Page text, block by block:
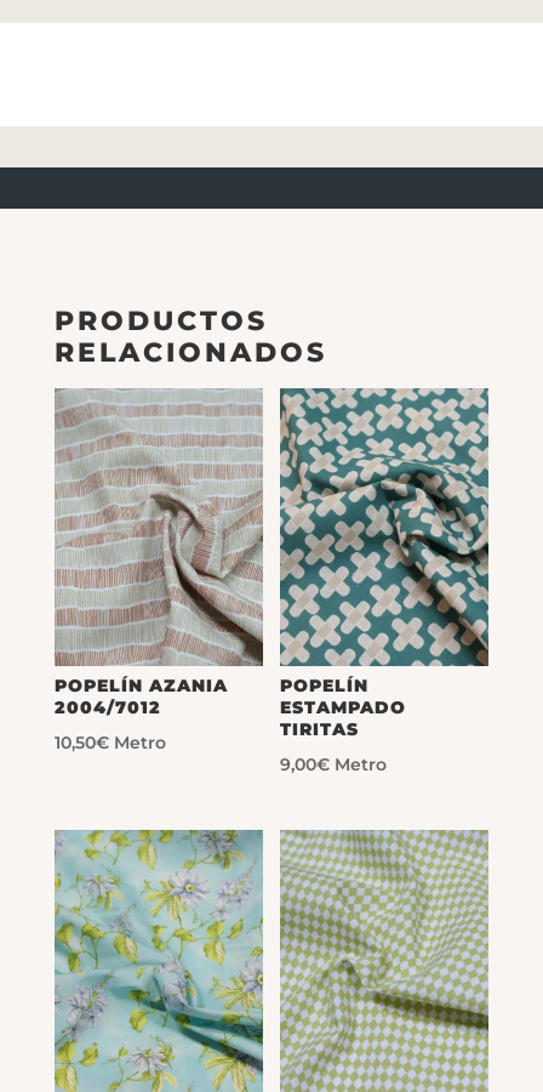
PRODUCTOS
RELACIONADOS
POPELÍN AZANIA
2004/7012
10,50€ Metro
POPELÍN
ESTAMPADO
TIRITAS
9,00€ Metro